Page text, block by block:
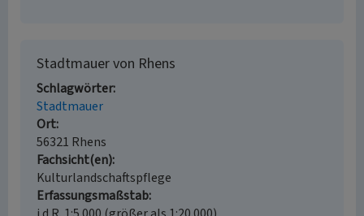
Stadtmauer von Rhens
Schlagwörter
Stadtmauer
Ort
56321 Rhens
Fachsicht(en)
Kulturlandschaftspflege
Erfassungsmaßstab